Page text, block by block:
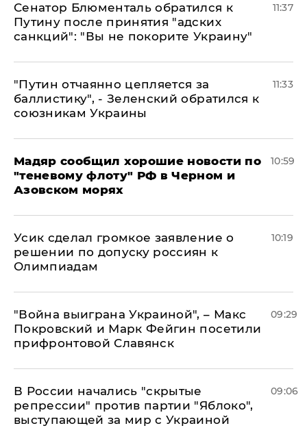
Сенатор Блюменталь обратился к
Путину после принятия "адских
санкций": "Вы не покорите Украину"
11:37
"Путин отчаянно цепляется за
баллистику", - Зеленский обратился к
союзникам Украины
11:33
Мадяр сообщил хорошие новости по
"теневому флоту" РФ в Черном и
Азовском морях
10:59
Усик сделал громкое заявление о
решении по допуску россиян к
Олимпиадам
10:19
"Война выиграна Украиной", – Макс
Покровский и Марк Фейгин посетили
прифронтовой Славянск
09:29
В России начались "скрытые
репрессии" против партии "Яблоко",
выступающей за мир с Украиной
09:06